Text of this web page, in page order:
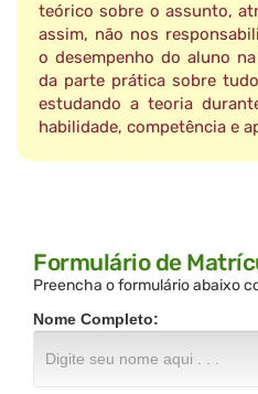
teórico sobre o assunto,
assim, não nos
o desempenho do aluno
da parte prática sobre
estudando a teoria
habilidade, competência e
Formulário de
Preencha o formulário abaixo
Nome Completo: